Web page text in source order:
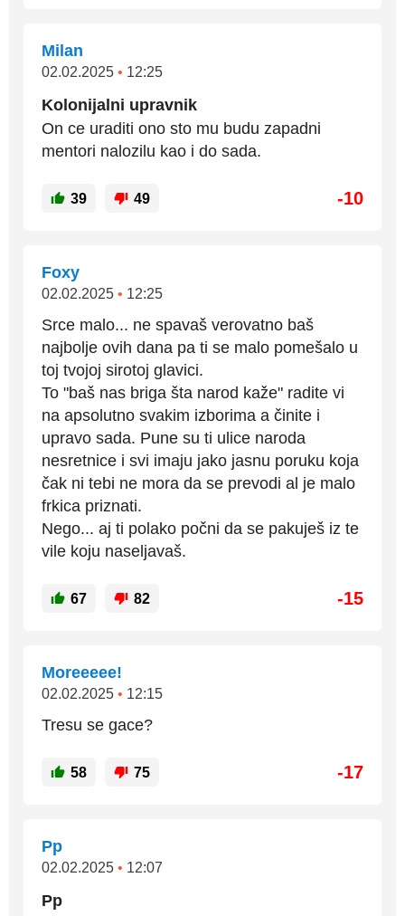
Milan
02.02.2025 • 12:25
Kolonijalni upravnik
On ce uraditi ono sto mu budu zapadni
mentori nalozilu kao i do sada.
39 49 -10
Foxy
02.02.2025 • 12:25
Srce malo... ne spavaš verovatno baš
najbolje ovih dana pa ti se malo pomešalo u
toj tvojoj sirotoj glavici.
To "baš nas briga šta narod kaže" radite vi
na apsolutno svakim izborima a činite i
upravo sada. Pune su ti ulice naroda
nesretnice i svi imaju jako jasnu poruku koja
čak ni tebi ne mora da se prevodi al je malo
frkica priznati.
Nego... aj ti polako počni da se pakuješ iz te
vile koju naseljavaš.
67 82 -15
Moreeeee!
02.02.2025 • 12:15
Tresu se gace?
58 75 -17
Pp
02.02.2025 • 12:07
Pp